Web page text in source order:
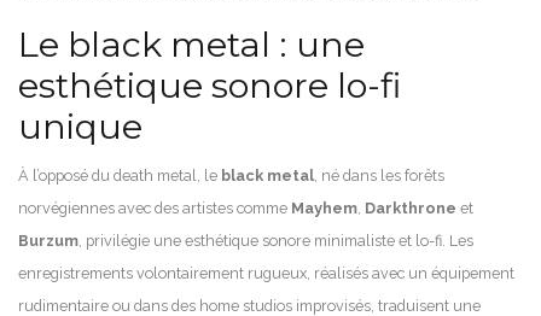
Le black metal : une
esthétique sonore lo-fi
unique
À l’opposé du death metal, le black metal , né dans les forêts
norvégiennes avec des artistes comme Mayhem Darkthrone et
Burzum , privilégie une esthétique sonore minimaliste et lo-fi. Les
enregistrements volontairement rugueux, réalisés avec un équipement
rudimentaire ou dans des home studios improvisés, traduisent une